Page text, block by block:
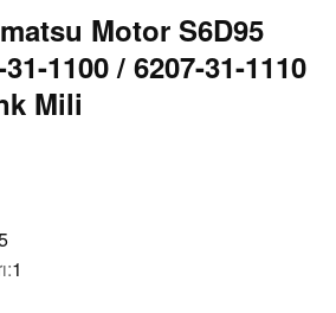
Motor S6D95
1100 / 6207-31-1110
Mili
1